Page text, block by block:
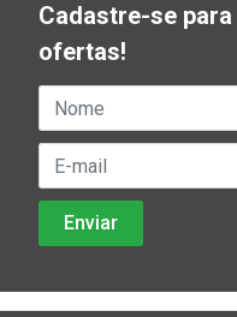
Cadastre-se
ofertas!